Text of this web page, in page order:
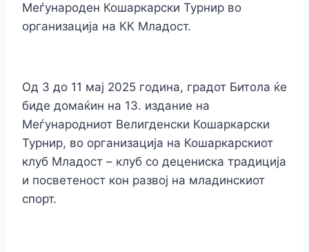
Меѓународен Кошаркарски Турнир во
организација на КК Младост.
Од 3 до 11 мај 2025 година, градот Битола ќе
биде домаќин на 13. издание на
Меѓународниот Велигденски Кошаркарски
Турнир, во организација на Кошаркарскиот
клуб Младост – клуб со децениска традиција
и посветеност кон развој на младинскиот
спорт.